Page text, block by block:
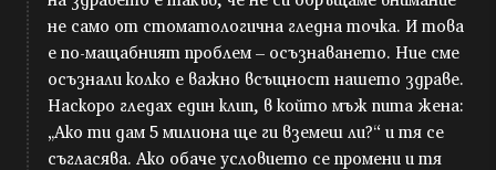
не само от стоматологична гледна точка. И това
е по-мащабният проблем – осъзнаването. Ние сме
осъзнали колко е важно всъщност нашето здраве.
Наскоро гледах един клип, в който мъж пита жена:
„Ако ти дам 5 милиона ще ги вземеш ли?“ и тя се
съгласява. Ако обаче условието се промени и тя